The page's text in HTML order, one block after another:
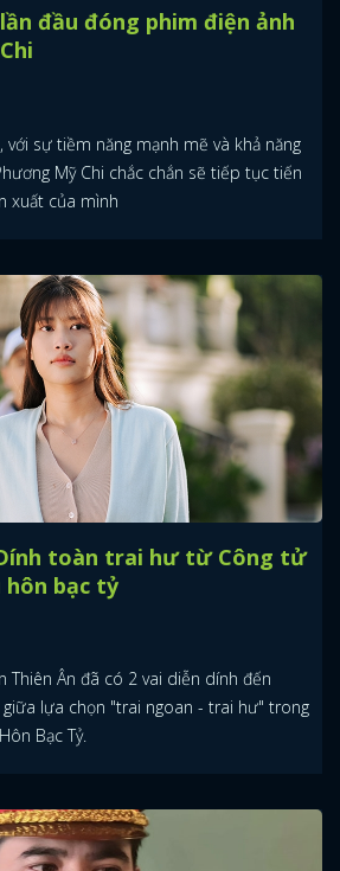
đầu đóng phim điện ảnh
với sự tiềm năng mạnh mẽ và khả năng
Mỹ Chi chắc chắn sẽ tiếp tục tiến
xuất của mình
toàn trai hư từ Công tử
hôn bạc tỷ
Thiên Ân đã có 2 vai diễn dính đến
giữa lựa chọn "trai ngoan - trai hư" trong
Bạc Tỷ.